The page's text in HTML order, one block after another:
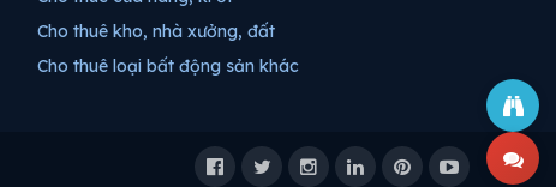
Cho thuê kho, nhà xưởng, đất
Cho thuê loại bất động sản khác